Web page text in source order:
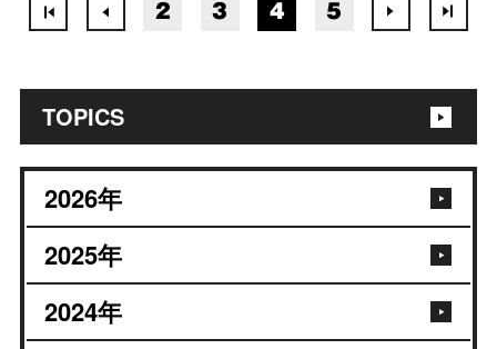
TOPICS
2026年
2025年
2024年
2 3 4 5